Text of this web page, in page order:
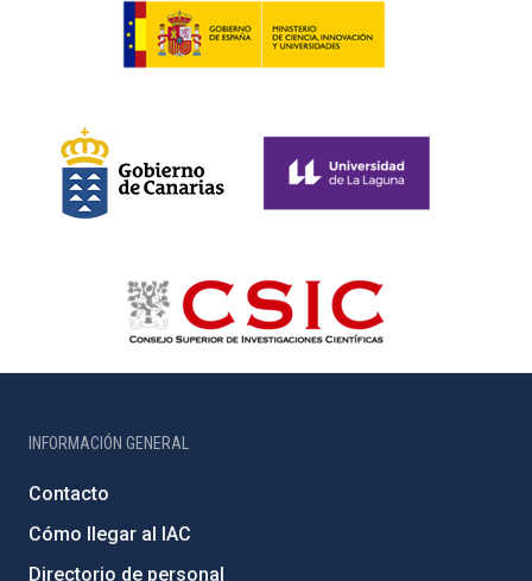
INFORMACIÓN GENERAL
Contacto
Cómo llegar al IAC
Directorio de personal